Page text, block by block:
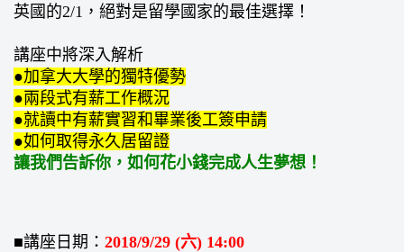
英國的2/1，絕對是留學國家的最佳選擇！
講座中將深入解析
●加拿大大學的獨特優勢
●兩段式有薪工作概況
●就讀中有薪實習和畢業後工簽申請
●如何取得永久居留證
讓我們告訴你，如何花小錢完成人生夢想！
■講座日期： 2018/9/29 (六) 14:00